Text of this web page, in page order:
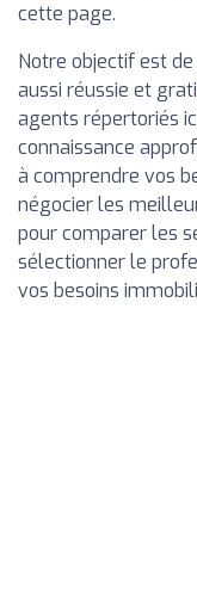
cette page.
Notre objectif est
aussi réussie et
agents répertoriés
connaissance
à comprendre vos
négocier les
pour comparer les
sélectionner le
vos besoins